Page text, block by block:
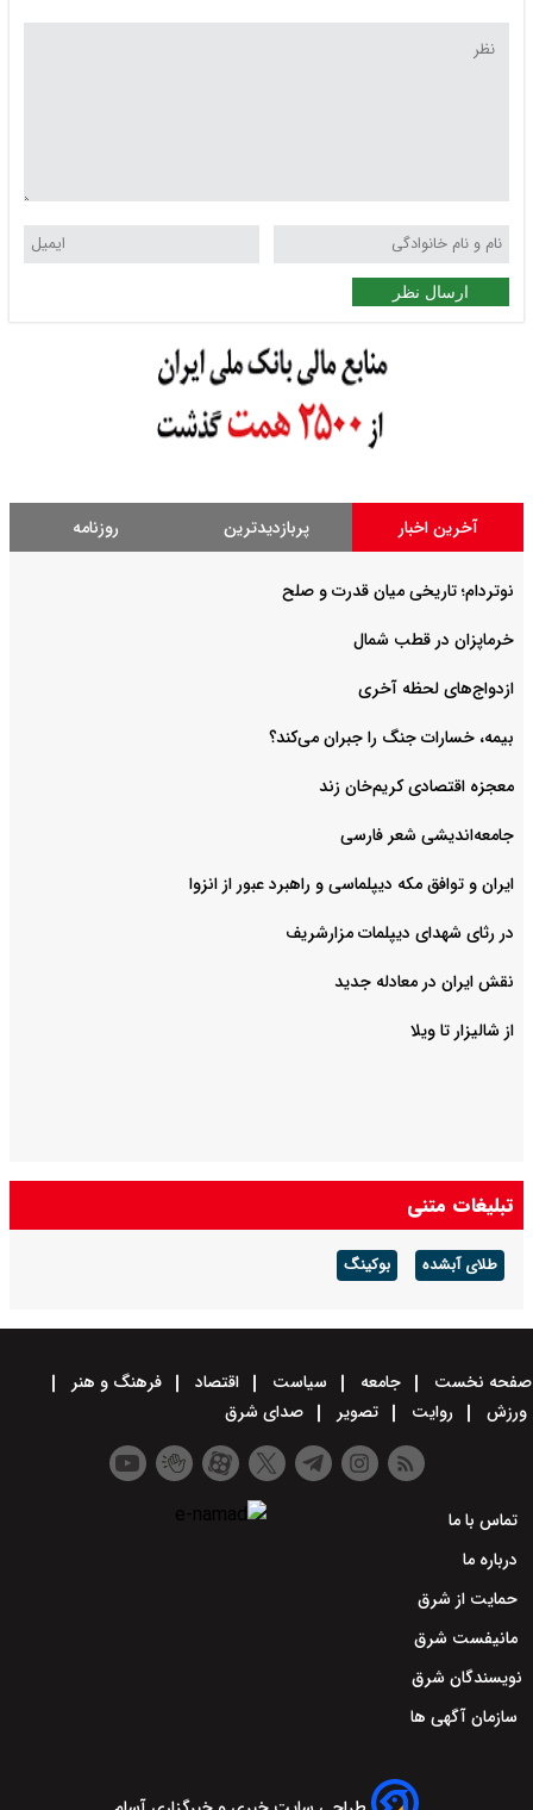
ارسال نظر
آخرین اخبار پربازدیدترین روزنامه
نوتردام؛ تاریخی میان قدرت و صلح‌
خرماپزان در قطب شمال
ازدواج‌های لحظه آخری
بیمه، خسارات جنگ را جبران می‌کند؟
معجزه اقتصادی کریم‌خان زند
جامعه‌اندیشی شعر فارسی
ایران و توافق مکه دیپلماسی و راهبرد عبور از انزوا
در رثای شهدای دیپلمات مزارشریف
نقش ایران در معادله جدید
از شالیزار تا ویلا
تبلیغات متنی
طلای آبشده بوکینگ
صفحه نخست جامعه سیاست اقتصاد
فرهنگ و هنر
ورزش
روایت تصویر صدای شرق
تماس با ما
درباره ما
حمایت از شرق
مانیفست شرق
نویسندگان شرق
سازمان آگهی ها